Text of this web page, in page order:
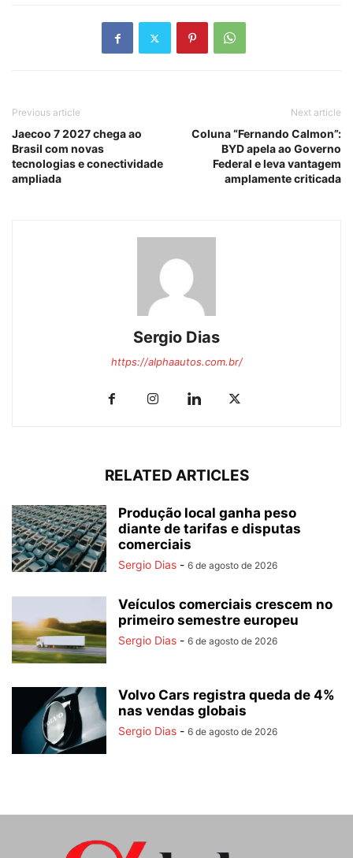
Previous article
Jaecoo 7 2027 chega ao
Brasil com novas
tecnologias e conectividade
ampliada
Next article
Coluna “Fernando Calmon”:
BYD apela ao Governo
Federal e leva vantagem
amplamente criticada
Sergio Dias
https://alphaautos.com.br/
RELATED ARTICLES
Produção local ganha peso
diante de tarifas e disputas
comerciais
Sergio Dias - 6 de agosto de 2026
Veículos comerciais crescem no
primeiro semestre europeu
Sergio Dias - 6 de agosto de 2026
Volvo Cars registra queda de 4%
nas vendas globais
Sergio Dias - 6 de agosto de 2026